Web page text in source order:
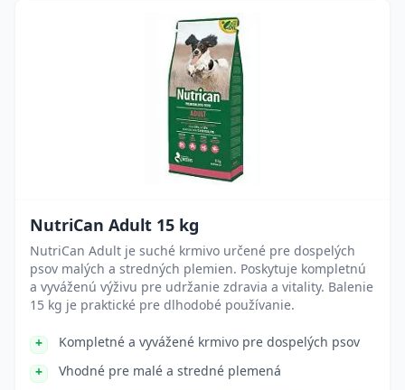
NutriCan Adult 15 kg
NutriCan Adult je suché krmivo určené pre dospelých
psov malých a stredných plemien. Poskytuje kompletnú
a vyváženú výživu pre udržanie zdravia a vitality. Balenie
15 kg je praktické pre dlhodobé používanie.
Kompletné a vyvážené krmivo pre dospelých psov
Vhodné pre malé a stredné plemená